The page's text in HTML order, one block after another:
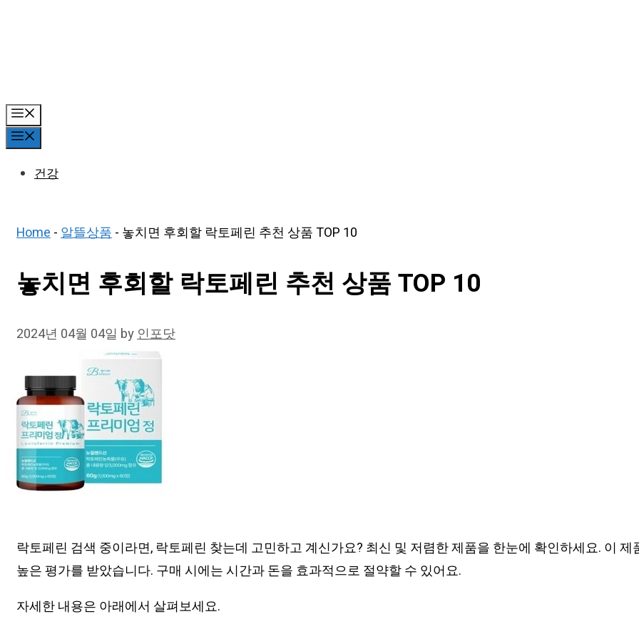
건강
Home-알뜰상품- 놓치면 후회할 락토페린 추천 상품 TOP 10
놓치면 후회할 락토페린 추천 상품 TOP 10
2024년 04월 04일 by인포닷
락토페린 검색 중이라면, 락토페린 찾는데 고민하고 계신가요? 최신 및 저렴한 제품을 한눈에 확인하세요. 이
높은 평가를 받았습니다. 구매 시에는 시간과 돈을 효과적으로 절약할 수 있어요.
자세한 내용은 아래에서 살펴보세요.